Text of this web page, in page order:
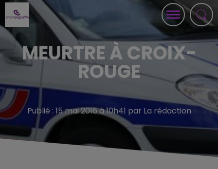
MEURTRE À CROIX-
ROUGE
Publié : 15 mai 2016 à 10h41 par La rédaction